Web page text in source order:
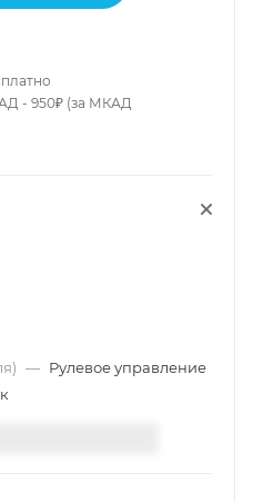
- 950₽ (за МКАД
— Рулевое управление